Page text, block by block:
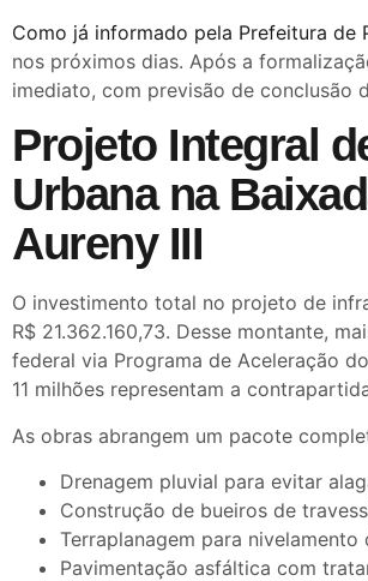
Como já informado pela Prefeitura de
nos próximos dias. Após a
imediato, com previsão de conclusão
Projeto Integral
Urbana na
Aureny III
O investimento total no projeto de
R$ 21.362.160,73. Desse montante,
federal via Programa de Aceleração
11 milhões representam a
As obras abrangem um pacote
Drenagem pluvial para evitar
Construção de bueiros de
Terraplanagem para nivelamento
Pavimentação asfáltica com